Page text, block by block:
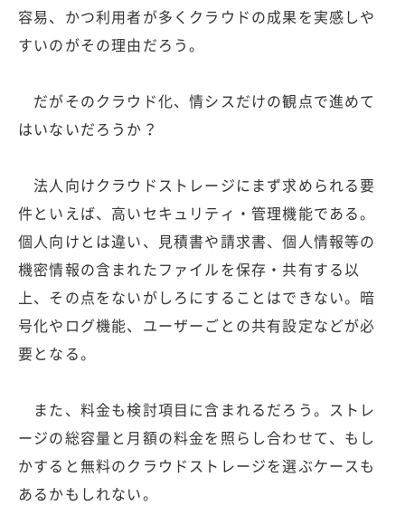
容易、かつ利用者が多くクラウドの成果を実感しや
すいのがその理由だろう。
だがそのクラウド化、情シスだけの観点で進めて
はいないだろうか？
法人向けクラウドストレージにまず求められる要
件といえば、高いセキュリティ・管理機能である。
個人向けとは違い、見積書や請求書、個人情報等の
機密情報の含まれたファイルを保存・共有する以
上、その点をないがしろにすることはできない。暗
号化やログ機能、ユーザーごとの共有設定などが必
要となる。
また、料金も検討項目に含まれるだろう。ストレ
ージの総容量と月額の料金を照らし合わせて、もし
かすると無料のクラウドストレージを選ぶケースも
あるかもしれない。